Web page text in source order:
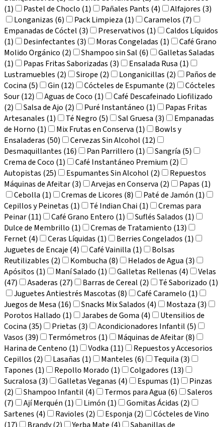
(1)
Pastel de Choclo (1) Pañales Pants (4)
Alfajores (3)
Longanizas (6)
Pack Limpieza (1)
Caramelos (7)
Empanadas de Cóctel (3)
Preservativos (1)
Caldos Líquidos
(1)
Desinfectantes (3) Moras Congeladas (1)
Café Grano
Molido Orgánico (2)
Shampoo sin Sal (6)
Galletas Saladas
(1)
Papas Fritas Saborizadas (3)
Ensalada Rusa (1)
Lustramuebles (2)
Sirope (2) Longanicillas (2)
Paños de
Cocina (5)
Gin (12) Cócteles de Espumante (2)
Cócteles
Sour (12)
Aguas de Coco (1)
Café Descafeinado Liofilizado
(2)
Salsa de Ajo (2) Puré Instantáneo (1)
Papas Fritas
Artesanales (1)
Té Negro (5) Sal Gruesa (3)
Empanadas
de Horno (1)
Mix Frutas en Conserva (1)
Bowls y
Ensaladeras (50)
Cervezas Sin Alcohol (12)
Desmaquillantes (16)
Pan Parrillero (1)
Sangría (5)
Crema de Coco (1)
Café Instantáneo Premium (2)
Autopistas (25)
Espumantes Sin Alcohol (2)
Repuestos
Máquinas de Afeitar (3)
Arvejas en Conserva (2)
Papas (1)
Cebolla (1)
Cremas de Licores (8)
Paté de Jamón (1)
Cepillos y Peinetas (1)
Té Indian Chai (1)
Cremas para
Peinar (11)
Café Grano Entero (1)
Suflés Salados (1)
Dulce de Membrillo (1)
Cremas de Tratamiento (13)
Fernet (4)
Ceras Líquidas (1)
Berries Congelados (1)
Juguetes de Encaje (4)
Café Vainilla (1)
Bolsas
Reutilizables (2)
Kombucha (8)
Helados de Agua (3)
Apósitos (1)
Maní Salado (1) Galletas Rellenas (4)
Velas
(47)
Asaderas (27) Barras de Cereal (2)
Té Saborizado (1)
Juguetes Antiestrés Mascotas (8)
Café Caramelo (1)
Juegos de Mesa (16)
Snacks Mix Salados (4)
Mostaza (3)
Porotos Hallado (1)
Jarabes de Goma (4)
Utensilios de
Cocina (35)
Prietas (3)
Acondicionadores Infantil (5)
Vasos (39)
Termómetros (1)
Máquinas de Afeitar (8)
Harina de Centeno (1)
Vodka (11)
Repuestos y Accesorios
Cepillos (2)
Lasañas (1) Manteles (6)
Tequila (3)
Tapones (1)
Repollo Morado (1)
Colgadores (13)
Sucralosa (3)
Galletas Veganas (4) Espumas (1)
Pinzas
(2)
Shampoo Infantil (4) Termos para Agua (6)
Saleros
(7)
Ají Merquén (1) Limón (1)
Gomitas Ácidas (2)
Sartenes (4)
Ravioles (2) Esponja (2)
Cócteles de Vino